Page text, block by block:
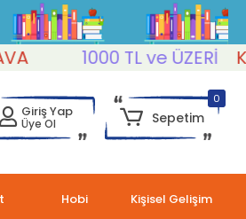
1000 TL ve ÜZERİ
Giriş Yap
Üye Ol
0
Sepetim
Hobi Kişisel Gelişim